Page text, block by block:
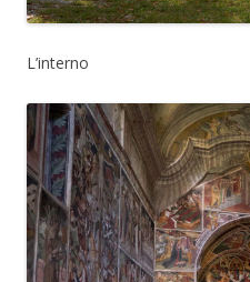
L’interno